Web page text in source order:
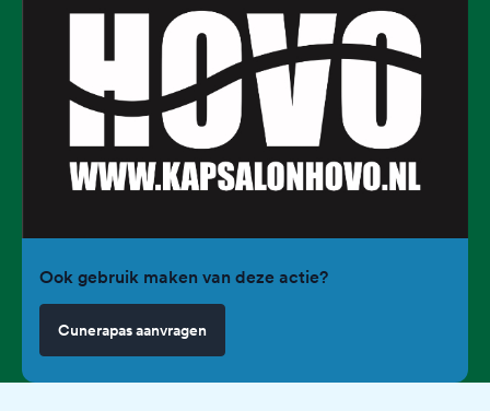
Ook gebruik maken van deze actie?
Cunerapas aanvragen